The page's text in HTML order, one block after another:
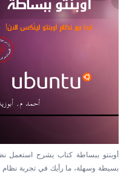
أوبنتو ببساطة كتاب يشرح استعمل
بسيطة وسهلة، ما رأيك في تجربة نظام